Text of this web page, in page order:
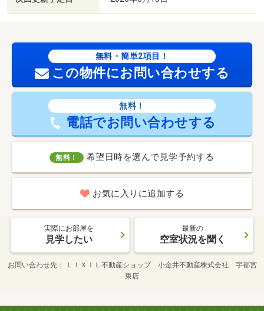
無料・簡単2項目！
この物件にお問い合わせする
無料！
電話でお問い合わせする
無料！ 希望日時を選んで見学予約する
お気に入りに追加する
実際にお部屋を
見学したい
最新の
空室状況を聞く
お問い合わせ先
ＬＩＸＩＬ不動産ショップ 小金井不動産株式会社 宇都宮
東店